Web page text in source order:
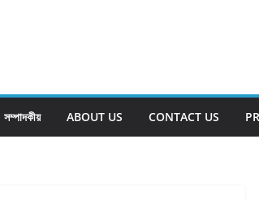
সম্পাদকীয় ABOUT US CONTACT US